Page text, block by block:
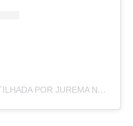
UMA PUBLICAÇÃO COMPARTILHADA POR JUREMA NEWS (@PORTALJUREMANEWS)